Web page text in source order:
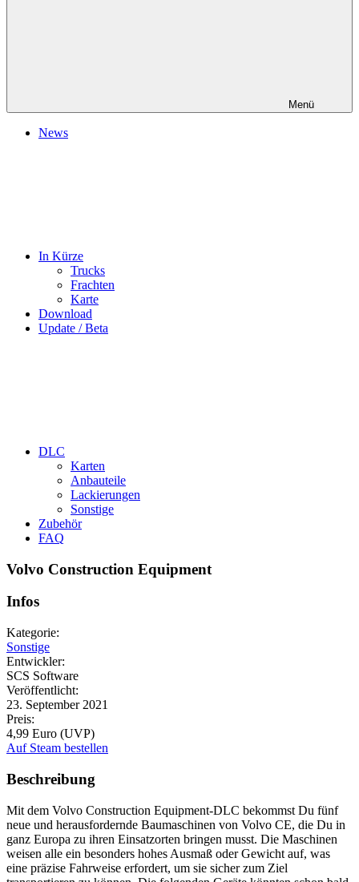
Menü
News
In Kürze
Trucks
Frachten
Karte
Download
Update / Beta
DLC
Karten
Anbauteile
Lackierungen
Sonstige
Zubehör
FAQ
Volvo Construction Equipment
Infos
Kategorie:
Sonstige
Entwickler:
SCS Software
Veröffentlicht:
23. September 2021
Preis:
4,99 Euro (UVP)
Auf Steam bestellen
Beschreibung
Mit dem Volvo Construction Equipment-DLC bekommst Du fünf
neue und herausfordernde Baumaschinen von Volvo CE, die Du in
ganz Europa zu ihren Einsatzorten bringen musst. Die Maschinen
weisen alle ein besonders hohes Ausmaß oder Gewicht auf, was
eine präzise Fahrweise erfordert, um sie sicher zum Ziel